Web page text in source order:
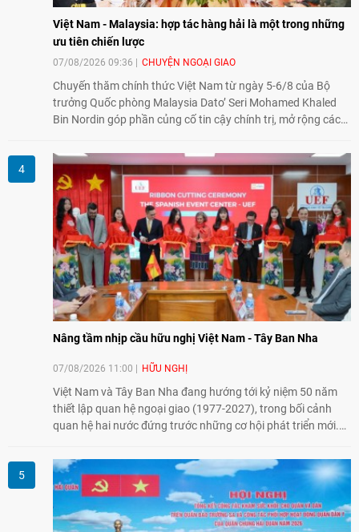
Việt Nam - Malaysia: hợp tác hàng hải là một trong những
ưu tiên chiến lược
07/08/2026 09:36 CHUYỆN NGOẠI GIAO
Chuyến thăm chính thức Việt Nam từ ngày 5-6/8 của Bộ
trưởng Quốc phòng Malaysia Dato’ Seri Mohamed Khaled
Bin Nordin góp phần củng cố tin cậy chính trị, mở rộng các
Malaysia theo hướng ngày càng thực chất.
Nâng tầm nhịp cầu hữu nghị Việt Nam - Tây Ban Nha
07/08/2026 11:00 HỮU NGHỊ
Việt Nam và Tây Ban Nha đang hướng tới kỷ niệm 50 năm
thiết lập quan hệ ngoại giao (1977-2027), trong bối cảnh
quan hệ hai nước đứng trước những cơ hội phát triển mới.
nhân dân có vai trò quan trọng trong việc củng cố nền tảng
xã hội, tăng cường hiểu biết, tin cậy và gắn bó giữa nhân
dân hai nước.